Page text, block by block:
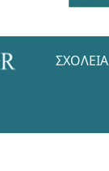
ΣΧΟΛΕΊΑ